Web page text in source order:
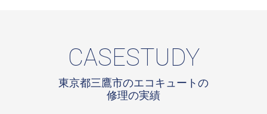
CASESTUDY
東京都三鷹市のエコキュートの
修理の実績